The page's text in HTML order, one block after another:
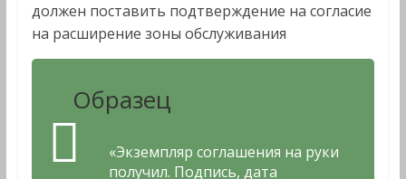
должен поставить подтверждение на согласие
на расширение зоны обслуживания
Образец
«Экземпляр соглашения на руки
получил. Подпись, дата